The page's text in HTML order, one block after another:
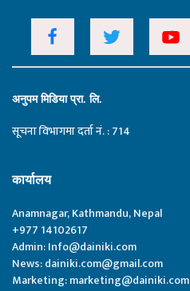
अनुपम मिडिया प्रा. लि.
सूचना विभागमा दर्ता नं. : 714
कार्यालय
Anamnagar, Kathmandu, Nepal
+977 14102617
Admin:Info@dainiki.com
News:dainiki.com@gmail.com
Marketing:marketing@dainiki.com